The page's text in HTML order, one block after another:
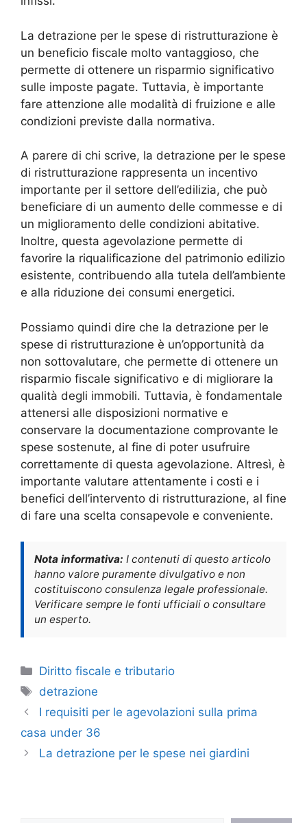
La detrazione per le spese di ristrutturazione è
un beneficio fiscale molto vantaggioso, che
permette di ottenere un risparmio significativo
sulle imposte pagate. Tuttavia, è importante
fare attenzione alle modalità di fruizione e alle
condizioni previste dalla normativa.
A parere di chi scrive, la detrazione per le spese
di ristrutturazione rappresenta un incentivo
importante per il settore dell’edilizia, che può
beneficiare di un aumento delle commesse e di
un miglioramento delle condizioni abitative.
Inoltre, questa agevolazione permette di
favorire la riqualificazione del patrimonio edilizio
esistente, contribuendo alla tutela dell’ambiente
e alla riduzione dei consumi energetici.
Possiamo quindi dire che la detrazione per le
spese di ristrutturazione è un’opportunità da
non sottovalutare, che permette di ottenere un
risparmio fiscale significativo e di migliorare la
qualità degli immobili. Tuttavia, è fondamentale
attenersi alle disposizioni normative e
conservare la documentazione comprovante le
spese sostenute, al fine di poter usufruire
correttamente di questa agevolazione. Altresì, è
importante valutare attentamente i costi e i
benefici dell’intervento di ristrutturazione, al fine
di fare una scelta consapevole e conveniente.
Nota informativa: I contenuti di questo articolo
hanno valore puramente divulgativo e non
costituiscono consulenza legale professionale.
Verificare sempre le fonti ufficiali o consultare
un esperto.
Categorie
Diritto fiscale e tributario
Tag
detrazione
I requisiti per le agevolazioni sulla prima
casa under 36
La detrazione per le spese nei giardini